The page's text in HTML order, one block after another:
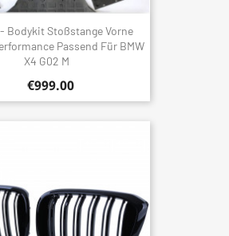
- Bodykit Stoßstange Vorne
Passend Für BMW
X4 G02 M
€999.00